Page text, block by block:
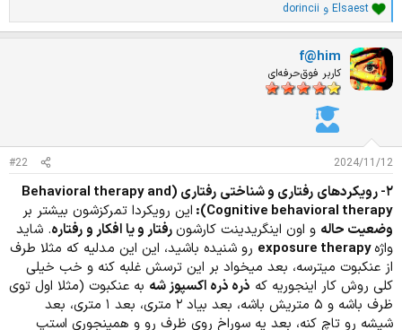
ا
م
ت
ی
ا
ز
Elsaest و dorincii
f@him
کاربر فوق‌حرفه‌ای
2024/11/12
#22
۲- رویکردهای رفتاری و شناختی رفتاری (Behavioral therapy and
Cognitive behavioral therapy):
این رویکردا تمرکزشون بیشتر بر
وضعیت حاله و اون اینگریدینت کارشونرفتار و یا افکار و رفتاره. شاید
واژه
رو شنیده باشید، این این مدلیه که مثلا طرف
از عنکبوت میترسه، بعد میخواد بر این ترسش غلبه کنه و خب خیلی
کلی روش کار اینجوریه که ذره ذره اکسپوز شه به عنکبوت (مثلا اول توی
ظرف باشه و ۵ متریش باشه، بعد بیاد ۲ متری، بعد ۱ متری، بعد
شیشه رو تاچ کنه، بعد یه سوراخ روی ظرف رو و همینجوری استپ